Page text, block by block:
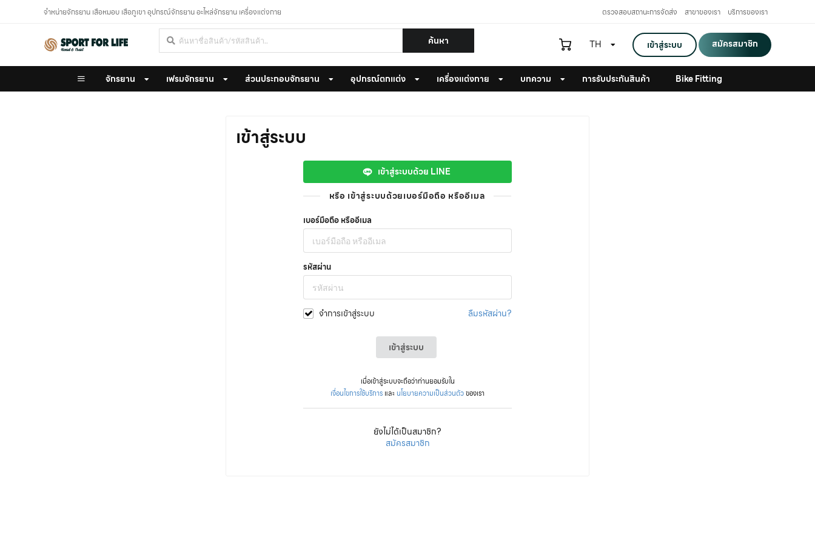
จำหน่ายจักรยาน เสือหมอบ เสือภูเขา อุปกรณ์จักรยาน อะไหล่จักรยาน เครื่องแต่งกาย ตรวจสอบสถานะการจัดส่ง สาขาของเรา บริการของเรา
ค้นหา เข้าสู่ระบบ สมัครสมาชิก
TH
จักรยาน เฟรมจักรยาน ส่วนประกอบจักรยาน อุปกรณ์ตกแต่ง เครื่องแต่งกาย บทความ การรับประกันสินค้า Bike Fitting
เข้าสู่ระบบ
เข้าสู่ระบบด้วย LINE
หรือ เข้าสู่ระบบด้วยเบอร์มือถือ หรืออีเมล
เบอร์มือถือ หรืออีเมล
รหัสผ่าน
จำการเข้าสู่ระบบ ลืมรหัสผ่าน?
เข้าสู่ระบบ
เมื่อเข้าสู่ระบบจะถือว่าท่านยอมรับใน
เงื่อนไขการใช้บริการ และ นโยบายความเป็นส่วนตัวของเรา
ยังไม่ได้เป็นสมาชิก?
สมัครสมาชิก